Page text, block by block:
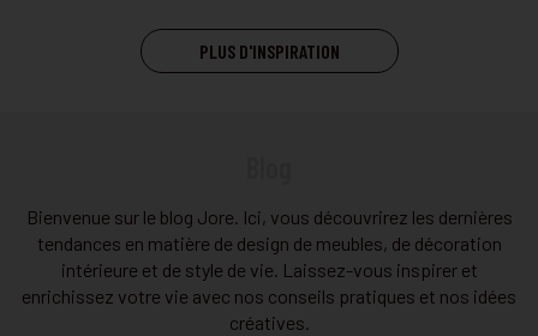
PLUS D'INSPIRATION
Bienvenue sur le blog Jore. Ici, vous découvrirez les dernières
tendances en matière de design de meubles, de décoration
intérieure et de style de vie. Laissez-vous inspirer et
enrichissez votre vie avec nos conseils pratiques et nos idées
créatives.